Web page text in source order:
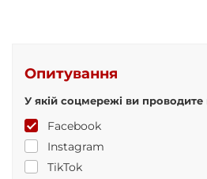
Опитування
У якій соцмережі ви проводите
Facebook
Instagram
TikTok